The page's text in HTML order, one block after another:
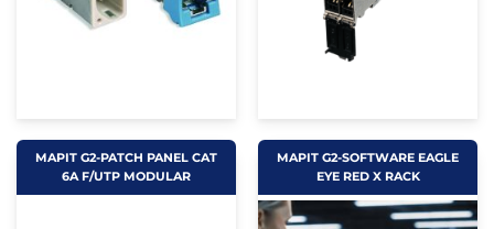
MAPIT G2-PATCH PANEL CAT
6A F/UTP MODULAR
MAPIT G2-SOFTWARE EAGLE
EYE RED X RACK